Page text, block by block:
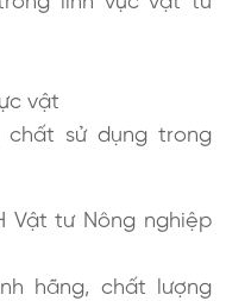
vật
chất sử dụng trong
Vật tư Nông nghiệp
hãng, chất lượng